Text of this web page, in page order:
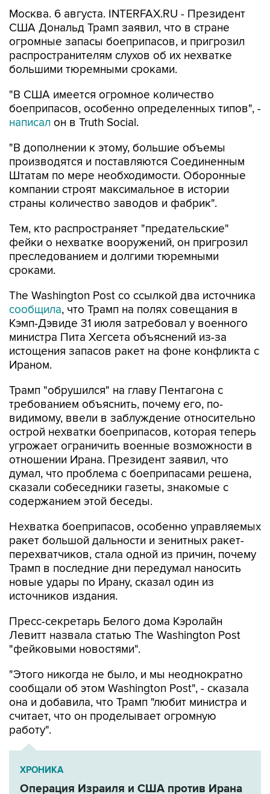
огромные запасы боеприпасов, и пригрозил
распространителям слухов об их нехватке
большими тюремными сроками.
"В США имеется огромное количество
написал он в Truth Social.
"В дополнении к этому, большие объемы
Штатам по мере необходимости. Оборонные
компании строят максимальное в истории
страны количество заводов и фабрик".
Тем, кто распространяет "предательские"
преследованием и долгими тюремными
сроками.
The Washington Post со ссылкой два источника
Кэмп-Дэвиде 31 июля затребовал у военного
министра Пита Хегсета объяснений из-за
истощения запасов ракет на фоне конфликта с
Ираном.
Трамп "обрушился" на главу Пентагона с
видимому, ввели в заблуждение относительно
острой нехватки боеприпасов, которая теперь
угрожает ограничить военные возможности в
отношении Ирана. Президент заявил, что
думал, что проблема с боеприпасами решена,
сказали собеседники газеты, знакомые с
содержанием этой беседы.
Нехватка боеприпасов, особенно управляемых
перехватчиков, стала одной из причин, почему
Трамп в последние дни передумал наносить
новые удары по Ирану, сказал один из
источников издания.
Пресс-секретарь Белого дома Кэролайн
"фейковыми новостями".
"Этого никогда не было, и мы неоднократно
она и добавила, что Трамп "любит министра и
считает, что он проделывает огромную
работу".
ХРОНИКА
Операция Израиля и США против Ирана